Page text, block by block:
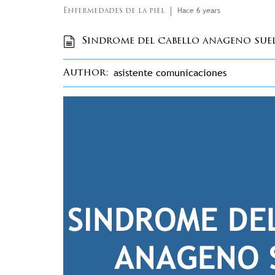
Enfermedades de la piel Hace 6 years
Sindrome del cabello anageno
Author asistente comunicaciones